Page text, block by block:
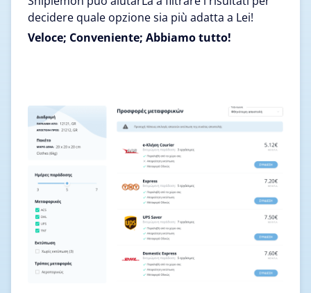
decidere quale opzione sia più adatta a Lei!
Veloce; Conveniente; Abbiamo tutto!